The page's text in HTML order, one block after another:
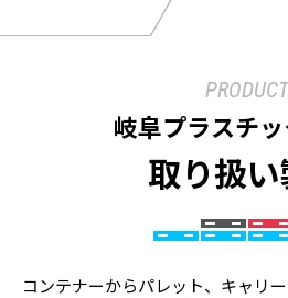
PRODUCT
岐阜プラスチ
取り扱
コンテナーからパレット、キャリ